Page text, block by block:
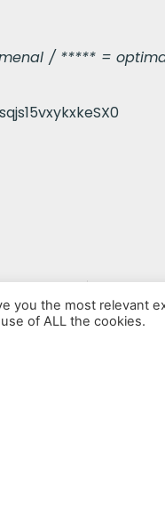
/ ***** =
you the most relevant
of ALL the cookies.